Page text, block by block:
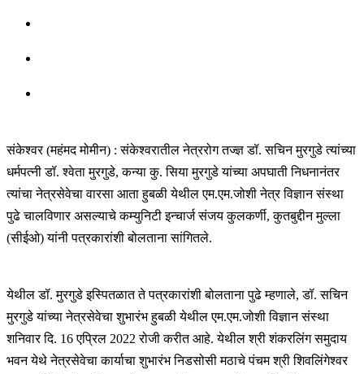
संकेश्वर (महंमद मोमीन) : संकेश्वरातील नेत्ररोग तज्ज्ञ डॉ. सचिन मुरगुडे त्यांच्या
धर्मपत्नी डॉ. श्वेता मुरगुडे, कन्या कु. सिया मुरगुडे यांच्या अपघाती निधनानंतर
त्यांचा नेत्रसेवेचा वारसा आता हुबळी येथील एम.एम.जोशी नेत्र विज्ञान संस्था
पुढे चालविणार असल्याचे कम्युनिटी इन्चार्ज संजय कुलकर्णी, कुतबुद्दीन मुल्ला
(सीईओ) यांनी पत्रकारांशी बोलताना सांगितले.
येथील डॉ. मुरगुडे इस्पितळात ते पत्रकारांशी बोलताना पुढे म्हणाले, डॉ. सचिन
मुरगुडे यांच्या नेत्रसेवेचा शुभारंभ हुबळी येथील एम.एम.जोशी विज्ञान संस्था
शनिवार दि. 16 एप्रिल 2022 रोजी करीत आहे. येथील श्री शंकरलिंग समुदाय
भवन येथे नेत्रसेवेचा कार्याचा शुभारंभ निडसोसी मठाचे पंचम श्री शिवलिंगेश्वर